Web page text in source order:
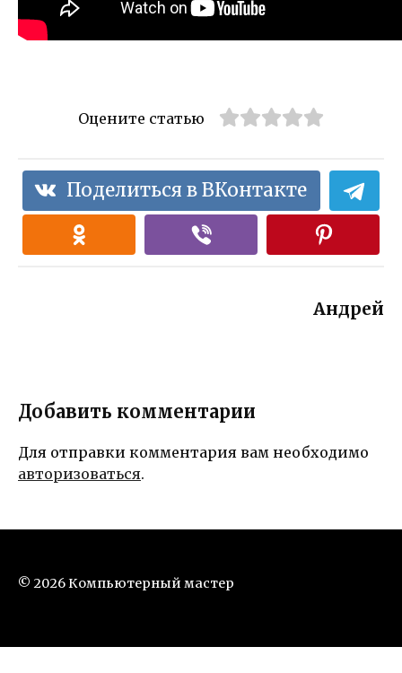
Оцените статью
Поделиться в ВКонтакте
Андрей
Добавить комментарии
Для отправки комментария вам необходимо
авторизоваться.
© 2026 Компьютерный мастер